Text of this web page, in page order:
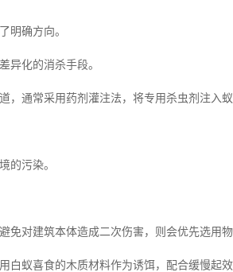
明确方向。
异化的消杀手段。
，通常采用药剂灌注法，将专用杀虫剂注入
的污染。
免对建筑本体造成二次伤害，则会优先选用物
白蚁喜食的木质材料作为诱饵，配合缓慢起